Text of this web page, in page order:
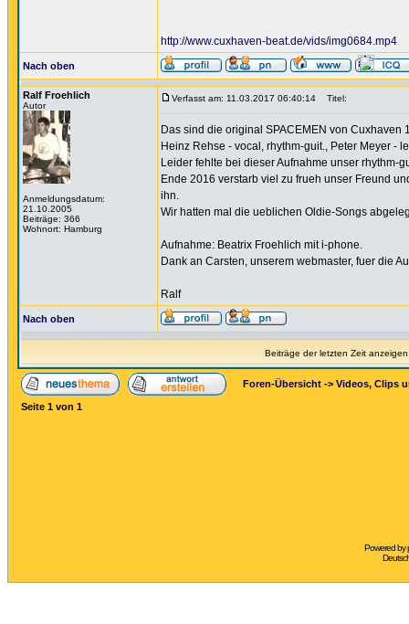
http://www.cuxhaven-beat.de/vids/img0684.mp4
Nach oben
Ralf Froehlich
Autor
Anmeldungsdatum:
21.10.2005
Beiträge: 366
Wohnort: Hamburg
Verfasst am: 11.03.2017 06:40:14 Titel:
Das sind die original SPACEMEN von Cuxhaven
Heinz Rehse - vocal, rhythm-guit., Peter Meyer -
Leider fehlte bei dieser Aufnahme unser rhythm-
Ende 2016 verstarb viel zu frueh unser Freund
ihn.
Wir hatten mal die ueblichen Oldie-Songs
Aufnahme: Beatrix Froehlich mit i-phone.
Dank an Carsten, unserem webmaster, fuer die
Ralf
Nach oben
Beiträge der letzten Zeit
Foren-Übersicht -> Videos, Clips
Seite 1 von 1
Powered by